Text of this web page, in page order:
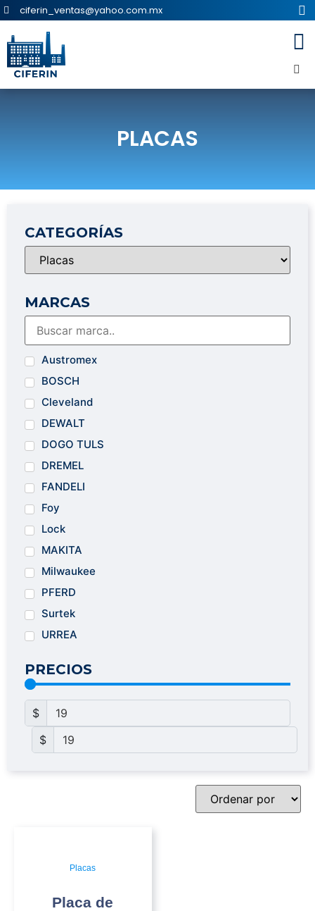
ciferin_ventas@yahoo.com.mx
PLACAS
CATEGORÍAS
MARCAS
Austromex
BOSCH
Cleveland
DEWALT
DOGO TULS
DREMEL
FANDELI
Foy
Lock
MAKITA
Milwaukee
PFERD
Surtek
URREA
PRECIOS
$
$
Placas
Placa de